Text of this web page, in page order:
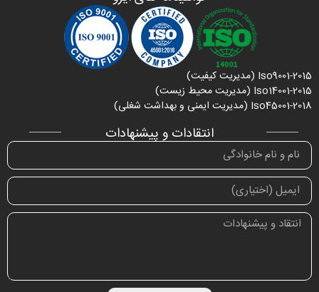
Iso9001-2015 (مدیریت کیفیت)
Iso14001-2015 (مدیریت محیط زیست)
Iso45001-2018 (مدیریت ایمنی و بهداشت شغلی)
انتقادات و پیشنهادات